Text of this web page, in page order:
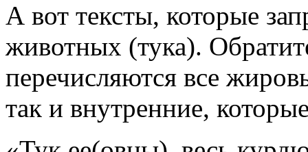
А вот тексты, которые
животных (тука).
перечисляются все
так и внутренние,